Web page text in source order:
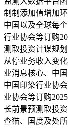
制制添加值增加
中国以及全球每
行业协会等订购
测取投资计谋规
从停业务收入变
业消息核心、中
中国印染行业协
业协会等订购
长前景预测取投
查猫、国度及处